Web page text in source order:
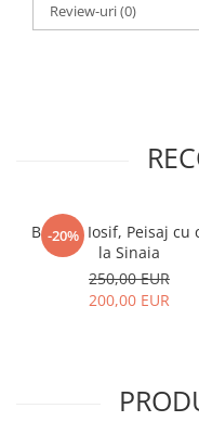
Review-uri(0)
-20%
BOROS Iosif, Peisaj cu
la Sinaia
250,00 EUR
200,00 EUR